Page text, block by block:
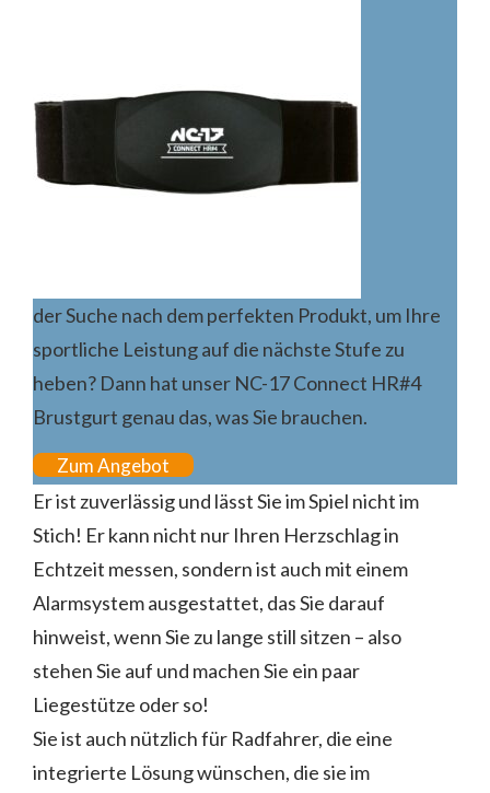
der Suche nach dem perfekten Produkt, um Ihre
sportliche Leistung auf die nächste Stufe zu
heben? Dann hat unser NC-17 Connect HR#4
Brustgurt genau das, was Sie brauchen.
Zum Angebot
Er ist zuverlässig und lässt Sie im Spiel nicht im
Stich! Er kann nicht nur Ihren Herzschlag in
Echtzeit messen, sondern ist auch mit einem
Alarmsystem ausgestattet, das Sie darauf
hinweist, wenn Sie zu lange still sitzen – also
stehen Sie auf und machen Sie ein paar
Liegestütze oder so!
Sie ist auch nützlich für Radfahrer, die eine
integrierte Lösung wünschen, die sie im